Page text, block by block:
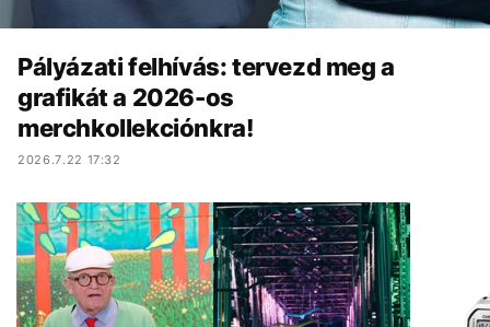
Pályázati felhívás: tervezd meg a
grafikát a 2026-os
merchkollekciónkra!
2026.7.22 17:32